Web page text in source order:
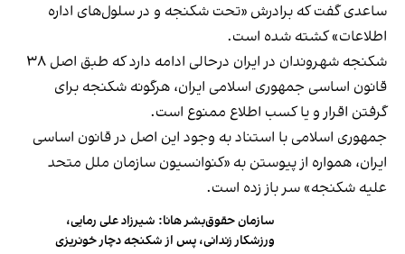
ساعدی گفت که برادرش «تحت شکنجه و در سلول‌های اداره
اطلاعات» کشته شده است.
شکنجه شهروندان در ایران درحالی ادامه دارد که طبق اصل ۳۸
قانون اساسی جمهوری اسلامی ایران، هرگونه شکنجه برای
گرفتن اقرار و یا کسب اطلاع ممنوع است.
جمهوری اسلامی با استناد به وجود این اصل در قانون اساسی
ایران، همواره از پیوستن به «کنوانسیون سازمان ملل متحد
علیه شکنجه» سر باز زده است.
سازمان حقوق‌بشر هانا: شیرزاد علی رمایی،
ورزشکار زندانی، پس از شکنجه دچار خونریزی